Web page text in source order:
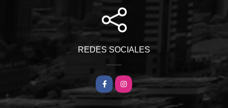
REDES SOCIALES
FacebookInstagram